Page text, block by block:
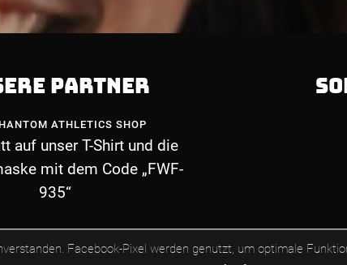
Facebook-Pixel werden genutzt, um optimale
PARTNER
ATHLETICS SHOP
auf unser T-Shirt und die
mit dem Code „FWF-
935“